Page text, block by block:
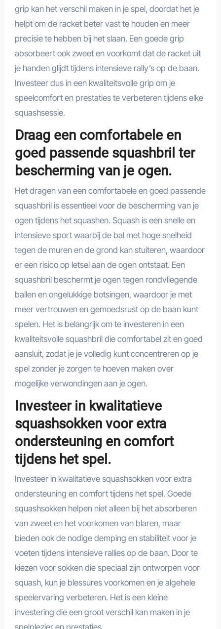
grip kan het verschil maken in je spel, doordat het je
helpt om de racket beter vast te houden en meer
precisie te hebben bij het slaan. Een goede grip
absorbeert ook zweet en voorkomt dat de racket uit
je handen glijdt tijdens intensieve rally’s op de baan.
Investeer dus in een kwaliteitsvolle grip om je
speelcomfort en prestaties te verbeteren tijdens elke
squashsessie.
Draag een comfortabele en
goed passende squashbril ter
bescherming van je ogen.
Het dragen van een comfortabele en goed passende
squashbril is essentieel voor de bescherming van je
ogen tijdens het squashen. Squash is een snelle en
intensieve sport waarbij de bal met hoge snelheid
tegen de muren en de grond kan stuiteren, waardoor
er een risico op letsel aan de ogen ontstaat. Een
squashbril beschermt je ogen tegen rondvliegende
ballen en ongelukkige botsingen, waardoor je met
meer vertrouwen en gemoedsrust op de baan kunt
spelen. Het is belangrijk om te investeren in een
kwaliteitsvolle squashbril die comfortabel zit en goed
aansluit, zodat je je volledig kunt concentreren op je
spel zonder je zorgen te hoeven maken over
mogelijke verwondingen aan je ogen.
Investeer in kwalitatieve
squashsokken voor extra
ondersteuning en comfort
tijdens het spel.
Investeer in kwalitatieve squashsokken voor extra
ondersteuning en comfort tijdens het spel. Goede
squashsokken helpen niet alleen bij het absorberen
van zweet en het voorkomen van blaren, maar
bieden ook de nodige demping en stabiliteit voor je
voeten tijdens intensieve rallies op de baan. Door te
kiezen voor sokken die speciaal zijn ontworpen voor
squash, kun je blessures voorkomen en je algehele
speelervaring verbeteren. Het is een kleine
investering die een groot verschil kan maken in je
spelplezier en prestaties.